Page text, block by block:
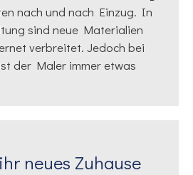
nach und nach Einzug. In
sind neue Materialien
verbreitet. Jedoch bei
der Maler immer etwas
neues Zuhause